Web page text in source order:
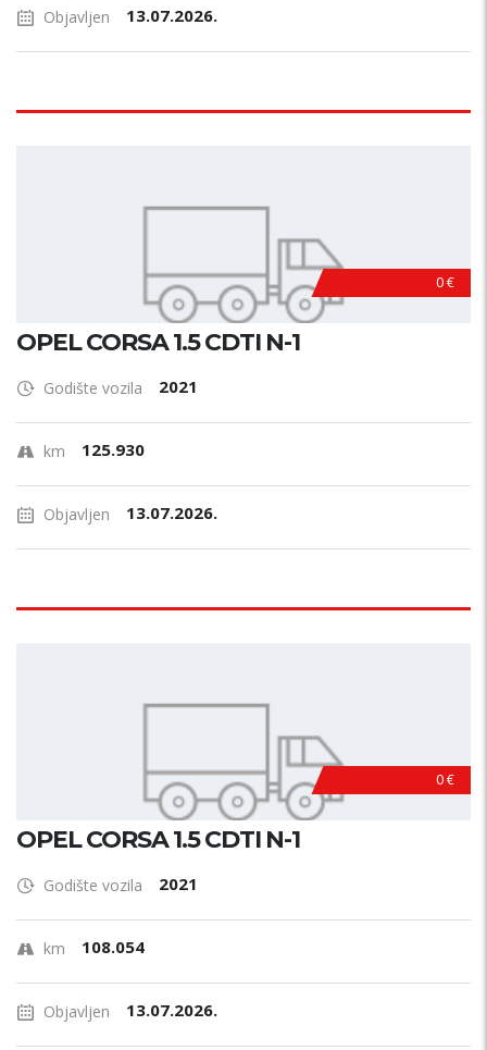
Objavljen 13.07.2026.
0 €
OPEL CORSA 1.5 CDTI N-1
Godište vozila 2021
km 125.930
Objavljen 13.07.2026.
0 €
OPEL CORSA 1.5 CDTI N-1
Godište vozila 2021
km 108.054
Objavljen 13.07.2026.